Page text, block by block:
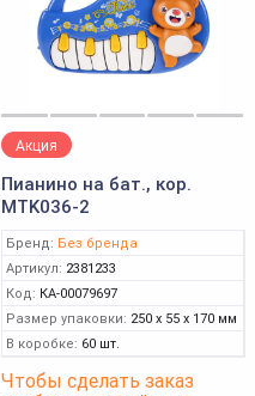
Акция
Пианино на бат., кор.
MTK036-2
Бренд: Без бренда
Артикул: 2381233
Код: КА-00079697
Размер упаковки: 250 x 55 x 170 мм
В коробке: 60 шт.
Чтобы сделать заказ